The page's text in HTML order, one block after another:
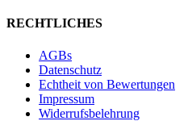
RECHTLICHES
AGBs
Datenschutz
Echtheit von Bewertungen
Impressum
Widerrufsbelehrung